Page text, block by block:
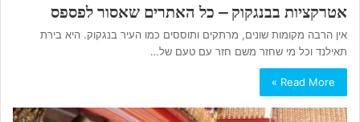
אטרקציות בבנגקוק – כל האתרים שאסור לפספס
אין הרבה מקומות שונים, מרתקים ותוססים כמו העיר בנגקוק. היא בירת
תאילנד וכל מי שחזר משם חזר עם טעם של…
Read More »